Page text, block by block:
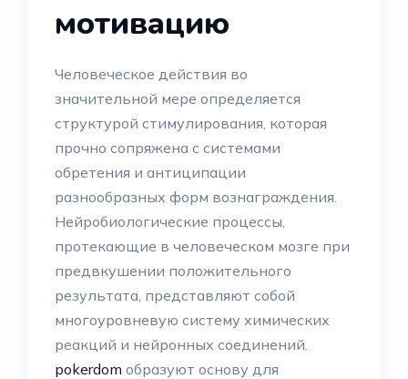
мотивацию
Человеческое действия во
значительной мере определяется
структурой стимулирования, которая
прочно сопряжена с системами
обретения и антиципации
разнообразных форм вознаграждения.
Нейробиологические процессы,
протекающие в человеческом мозге при
предвкушении положительного
результата, представляют собой
многоуровневую систему химических
реакций и нейронных соединений.
pokerdom образуют основу для